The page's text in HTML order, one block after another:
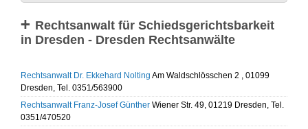
Rechtsanwalt für Schiedsgerichtsbarkeit
in Dresden - Dresden Rechtsanwälte
Rechtsanwalt Dr. Ekkehard Nolting Am Waldschlösschen 2 , 01099
Dresden, Tel. 0351/563900
Rechtsanwalt Franz-Josef Günther Wiener Str. 49, 01219 Dresden, Tel.
0351/470520